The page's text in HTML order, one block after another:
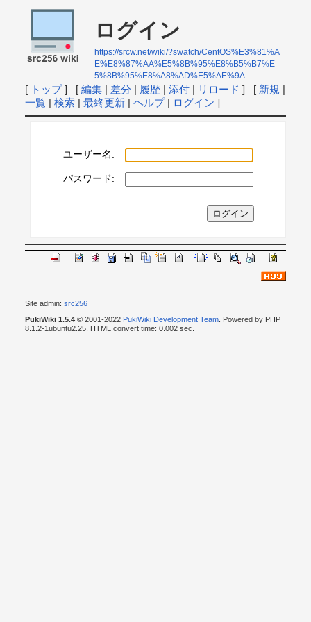
ログイン
https://srcw.net/wiki/?swatch/CentOS%E3%81%A
E%E8%87%AA%E5%8B%95%E8%B5%B7%E
5%8B%95%E8%A8%AD%E5%AE%9A
[ トップ] [ 編集| 差分 | 履歴| 添付| リロード ] [ 新規 |
一覧| 検索| 最終更新| ヘルプ| ログイン ]
ユーザー名:
パスワード:
Site admin: src256
PukiWiki 1.5.4© 2001-2022 PukiWiki Development Team. Powered by PHP
8.1.2-1ubuntu2.25. HTML convert time: 0.002 sec.